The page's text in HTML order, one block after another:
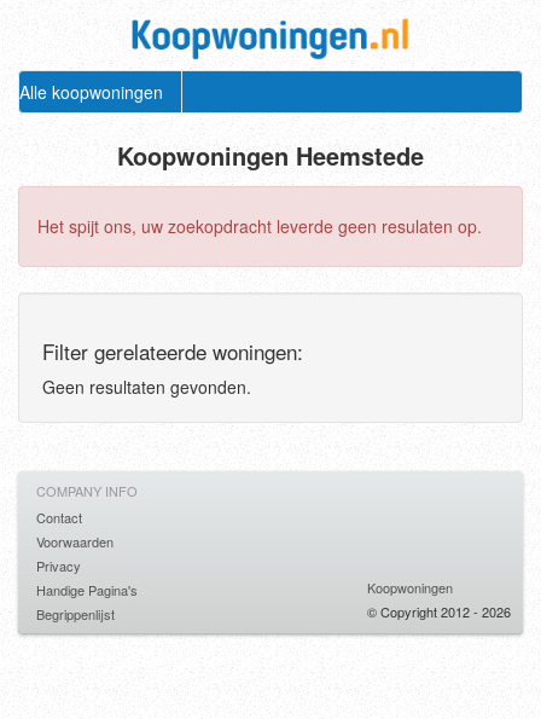
Alle koopwoningen
Koopwoningen Heemstede
Het spijt ons, uw zoekopdracht leverde geen resulaten op.
Filter gerelateerde woningen:
Geen resultaten gevonden.
COMPANY INFO
Contact
Voorwaarden
Privacy
Handige Pagina's
Begrippenlijst
Koopwoningen
© Copyright 2012 - 2026